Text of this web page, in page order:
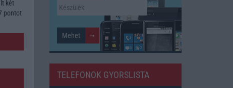
két
pontot
TELEFONOK GYORSLISTA